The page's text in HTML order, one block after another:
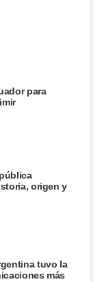
para
origen y
tuvo la
más